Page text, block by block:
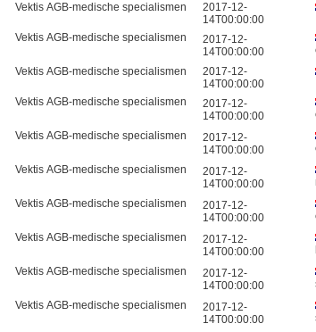
Vektis AGB-medische specialismen
2017-12-
14T00:00:00
Vektis AGB-medische specialismen
2017-12-
14T00:00:00
Vektis AGB-medische specialismen
2017-12-
14T00:00:00
Vektis AGB-medische specialismen
2017-12-
14T00:00:00
Vektis AGB-medische specialismen
2017-12-
14T00:00:00
Vektis AGB-medische specialismen
2017-12-
14T00:00:00
Vektis AGB-medische specialismen
2017-12-
14T00:00:00
Vektis AGB-medische specialismen
2017-12-
14T00:00:00
Vektis AGB-medische specialismen
2017-12-
14T00:00:00
Vektis AGB-medische specialismen
2017-12-
14T00:00:00